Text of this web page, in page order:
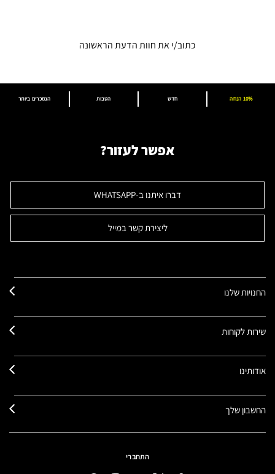
כתוב/י את חוות הדעת הראשונה
הנמכרים ביותר הטבות חדש 10% הנחה
אפשר לעזור?
דברו איתנו ב-WHATSAPP
ליצירת קשר במייל
החנויות שלנו
שירות לקוחות
אודותינו
החשבון שלך
התחברי